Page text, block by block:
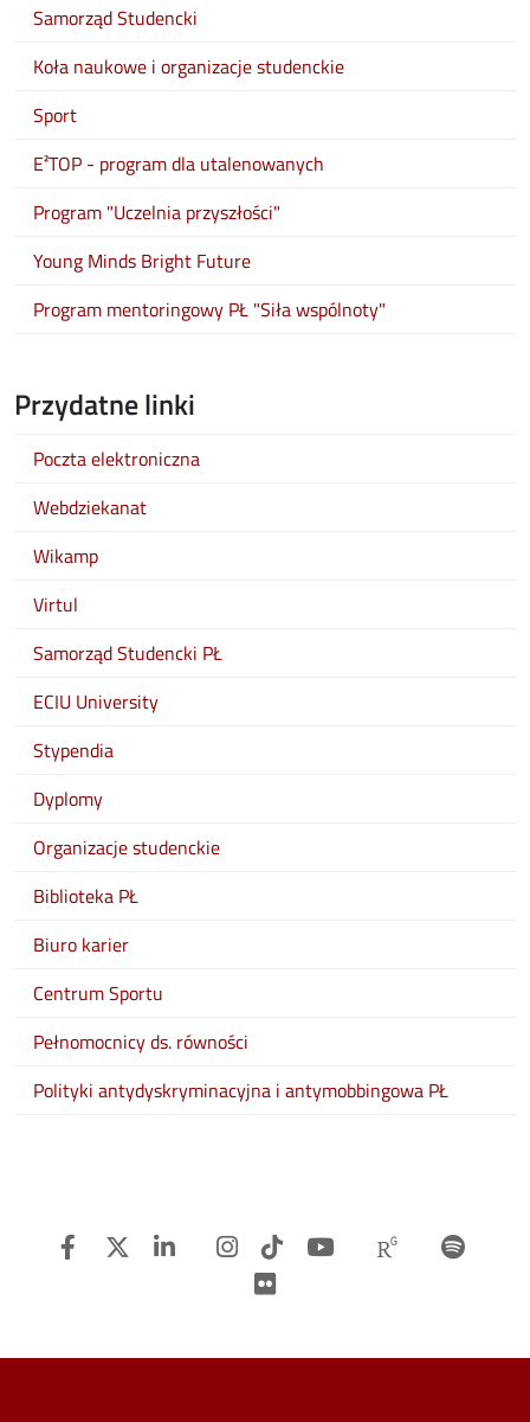
Samorząd Studencki
Koła naukowe i organizacje studenckie
Sport
E²TOP - program dla utalenowanych
Program "Uczelnia przyszłości"
Young Minds Bright Future
Program mentoringowy PŁ "Siła wspólnoty"
Przydatne linki
Poczta elektroniczna
Webdziekanat
Wikamp
Virtul
Samorząd Studencki PŁ
ECIU University
Stypendia
Dyplomy
Organizacje studenckie
Biblioteka PŁ
Biuro karier
Centrum Sportu
Pełnomocnicy ds. równości
Polityki antydyskryminacyjna i antymobbingowa PŁ
Facebook
Twitter LinkedinInstagram
TiTok Youtube